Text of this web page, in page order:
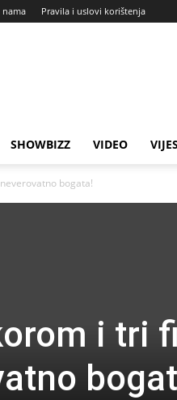
nama Pravila i uslovi korištenja
SHOWBIZZ VIDEO
bogata!
i tri